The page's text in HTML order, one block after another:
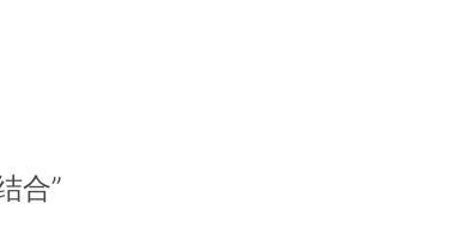
合”